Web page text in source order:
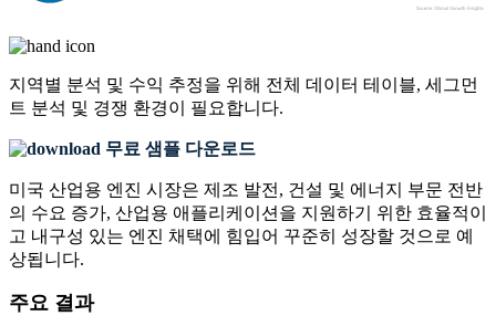
지역별 분석 및 수익 추정을 위해 전체 데이터 테이블, 세그먼
트 분석 및 경쟁 환경이 필요합니다.
무료 샘플 다운로드
미국 산업용 엔진 시장은 제조 발전, 건설 및 에너지 부문 전반
의 수요 증가, 산업용 애플리케이션을 지원하기 위한 효율적이
고 내구성 있는 엔진 채택에 힘입어 꾸준히 성장할 것으로 예
상됩니다.
주요 결과